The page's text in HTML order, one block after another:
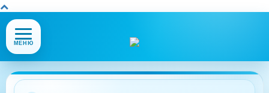
Открыть
или
меню
сайта
МЕНЮ